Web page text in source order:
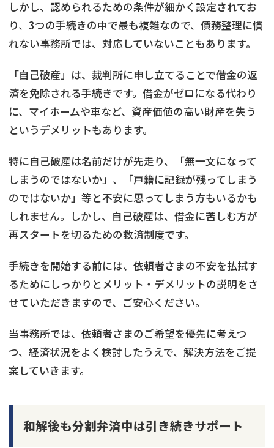
しかし、認められるための条件が細かく設定されてお
り、3つの手続きの中で最も複雑なので、債務整理に慣
れない事務所では、対応していないこともあります。
「自己破産」は、裁判所に申し立てることで借金の返
済を免除される手続きです。借金がゼロになる代わり
に、マイホームや車など、資産価値の高い財産を失う
というデメリットもあります。
特に自己破産は名前だけが先走り、「無一文になって
しまうのではないか」、「戸籍に記録が残ってしまう
のではないか」等と不安に思ってしまう方もいるかも
しれません。しかし、自己破産は、借金に苦しむ方が
再スタートを切るための救済制度です。
手続きを開始する前には、依頼者さまの不安を払拭す
るためにしっかりとメリット・デメリットの説明をさ
せていただきますので、ご安心ください。
当事務所では、依頼者さまのご希望を優先に考えつ
つ、経済状況をよく検討したうえで、解決方法をご提
案していきます。
和解後も分割弁済中は引き続きサポート